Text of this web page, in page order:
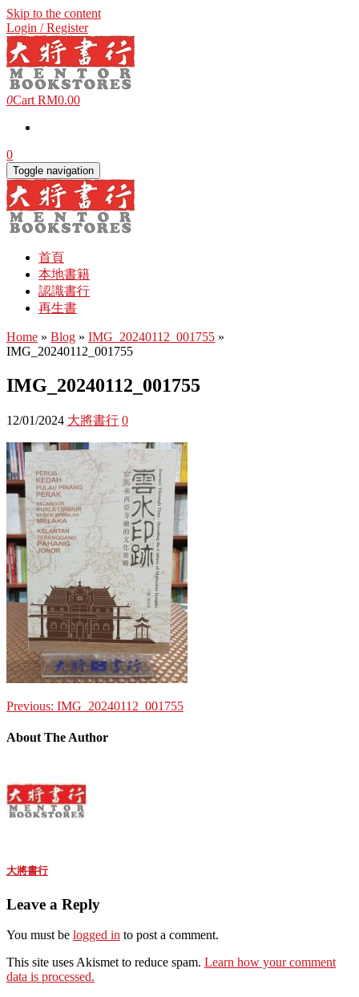
Skip to the content
Login / Register
0Cart RM0.00
0
Toggle navigation
首頁
本地書籍
認識書行
再生書
Home » Blog » IMG_20240112_001755 »
IMG_20240112_001755
IMG_20240112_001755
12/01/2024 大將書行 0
Previous: IMG_20240112_001755
About The Author
大將書行
Leave a Reply
You must be logged in to post a comment.
This site uses Akismet to reduce spam. Learn how your comment
data is processed.